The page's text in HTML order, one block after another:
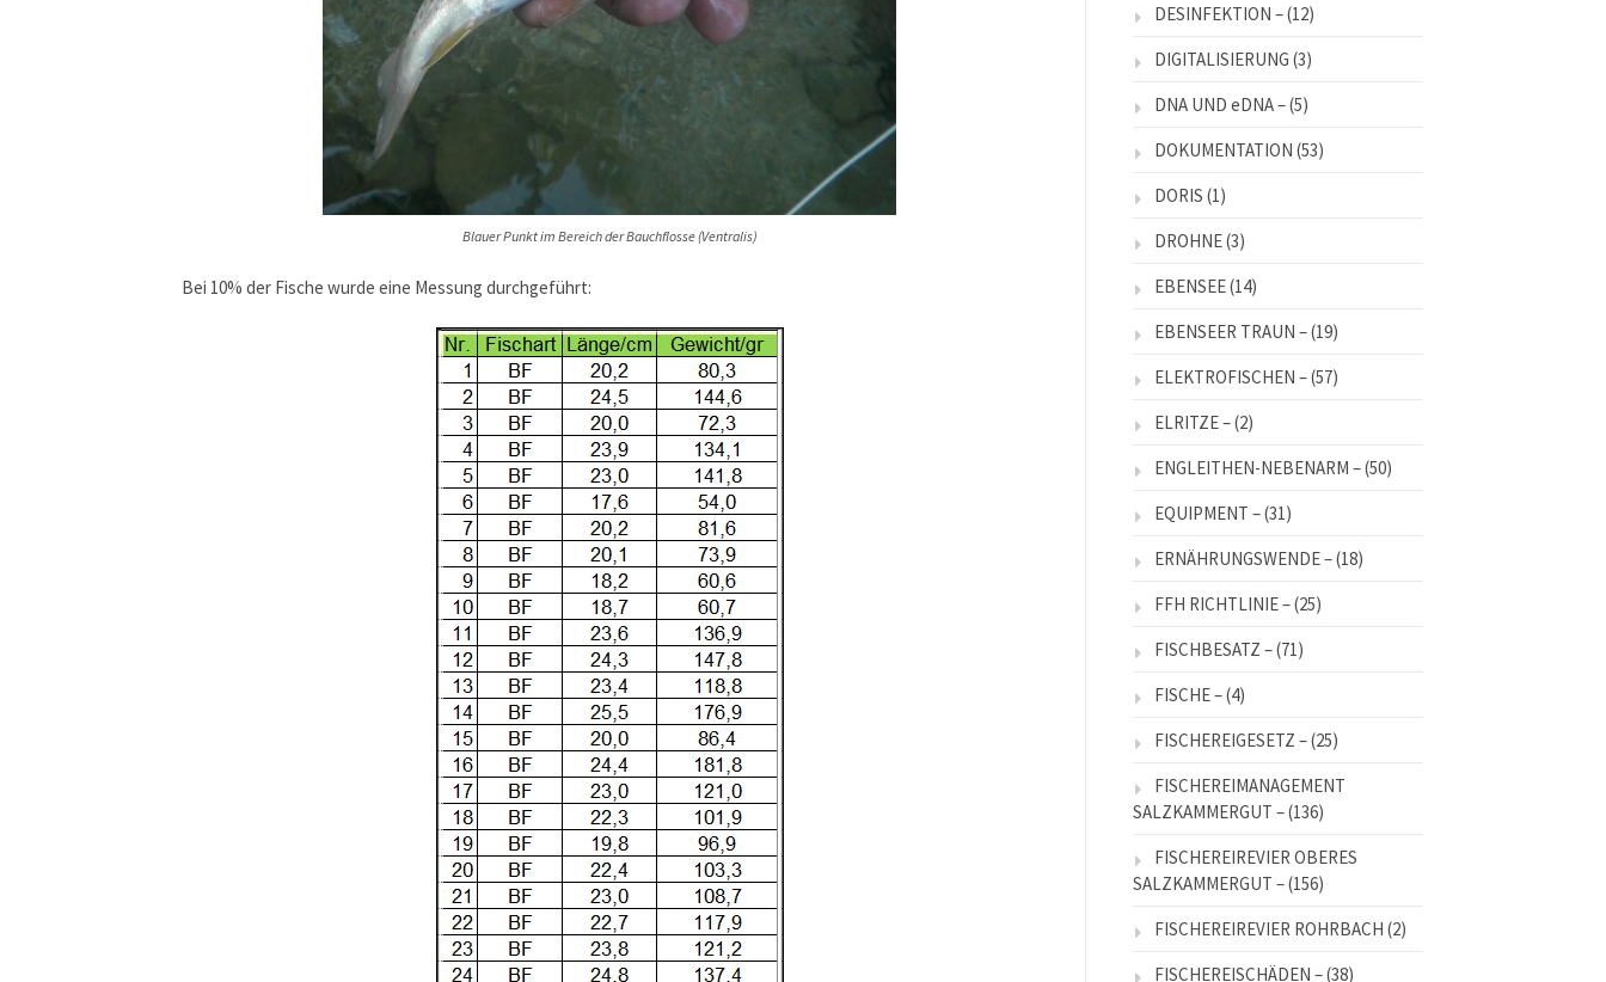
Blauer Punkt im Bereich der Bauchflosse (Ventralis)
Bei 10% der Fische wurde eine Messung durchgeführt:
DESINFEKTION –(12)
DIGITALISIERUNG (3)
DNA UND eDNA –(5)
DOKUMENTATION (53)
DORIS (1)
DROHNE(3)
EBENSEE(14)
EBENSEER TRAUN –(19)
ELEKTROFISCHEN –(57)
ELRITZE –(2)
ENGLEITHEN-NEBENARM –(50)
EQUIPMENT –(31)
ERNÄHRUNGSWENDE –(18)
FFH RICHTLINIE –(25)
FISCHBESATZ –(71)
FISCHE –(4)
FISCHEREIGESETZ –(25)
FISCHEREIMANAGEMENT
SALZKAMMERGUT –(136)
FISCHEREIREVIER OBERES
SALZKAMMERGUT –(156)
FISCHEREIREVIER ROHRBACH (2)
FISCHEREISCHÄDEN –(38)